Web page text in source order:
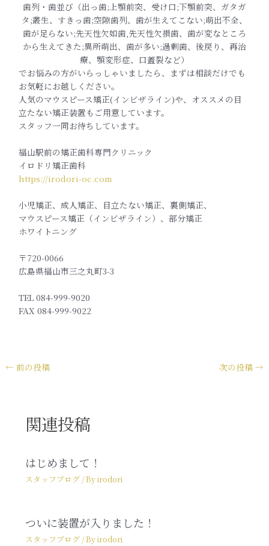
歯列・歯並び（出っ歯;上顎前突、受け口;下顎前突、ガタガ
タ;叢生、すきっ歯;空隙歯列、歯が生えてこない;萌出不全、
歯が足らない;先天性欠如歯,先天性欠損歯、歯が変なところ
から生えてきた;異所萌出、歯が多い;過剰歯、後戻り、再治
療、顎変形症、口蓋裂など）
でお悩みの方がいらっしゃいましたら、まずは相談だけでも
お気軽にお越しください。
人気のマウスピース矯正(インビザライン)や、オススメの目
立たない矯正装置もご用意しています。
スタッフ一同お待ちしています。
福山駅前の矯正歯科専門クリニック
イロドリ矯正歯科
https://irodori-oc.com
小児矯正、成人矯正、目立たない矯正、裏側矯正、
マウスピース矯正（インビザライン）、部分矯正
ホワイトニング
〒720-0066
広島県福山市三之丸町3-3
TEL 084-999-9020
FAX 084-999-9022
← 前の投稿 次の投稿 →
関連投稿
はじめまして！
スタッフブログ/ Byirodori
ついに装置が入りました！
スタッフブログ/ Byirodori